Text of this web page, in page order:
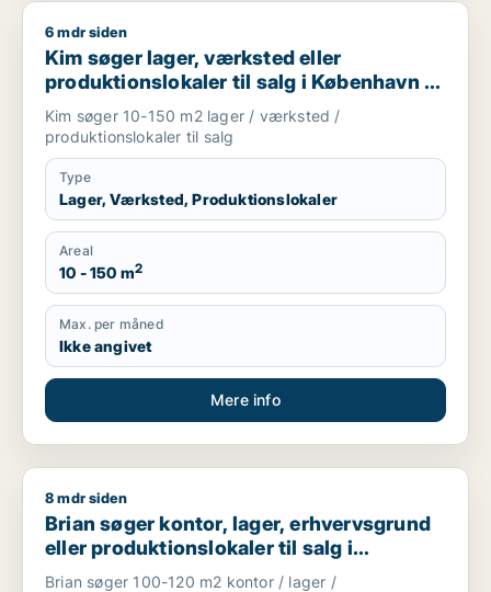
Kim søger lager, værksted eller produktionslokaler til salg i
6 mdr siden
Kim søger lager, værksted eller
produktionslokaler til salg i København K,
Frederiksberg eller Amager m.fl.
Kim søger 10-150 m2 lager / værksted /
produktionslokaler til salg
Type
Lager, Værksted, Produktionslokaler
Areal
10 - 150 m2
Max. per måned
Ikke angivet
Mere info
Brian søger kontor, lager, erhvervsgrund eller
8 mdr siden
Brian søger kontor, lager, erhvervsgrund
eller produktionslokaler til salg i
København
Brian søger 100-120 m2 kontor / lager /